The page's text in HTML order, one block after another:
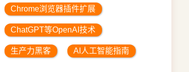
Chrome浏览器插件扩展
ChatGPT等OpenAI技术
生产力黑客 AI人工智能指南